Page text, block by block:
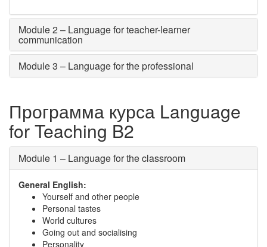
Module 2 – Language for teacher-learner
communication
Module 3 – Language for the professional
Программа курса Language
for Teaching B2
Module 1 – Language for the classroom
General English:
Yourself and other people
Personal tastes
World cultures
Going out and socialising
Personality